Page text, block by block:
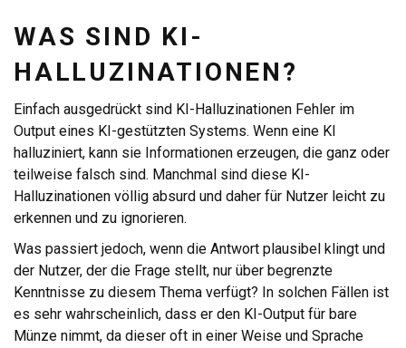
WAS SIND KI-
HALLUZINATIONEN?
Einfach ausgedrückt sind KI-Halluzinationen Fehler im
Output eines KI-gestützten Systems. Wenn eine KI
halluziniert, kann sie Informationen erzeugen, die ganz oder
teilweise falsch sind. Manchmal sind diese KI-
Halluzinationen völlig absurd und daher für Nutzer leicht zu
erkennen und zu ignorieren.
Was passiert jedoch, wenn die Antwort plausibel klingt und
der Nutzer, der die Frage stellt, nur über begrenzte
Kenntnisse zu diesem Thema verfügt? In solchen Fällen ist
es sehr wahrscheinlich, dass er den KI-Output für bare
Münze nimmt, da dieser oft in einer Weise und Sprache